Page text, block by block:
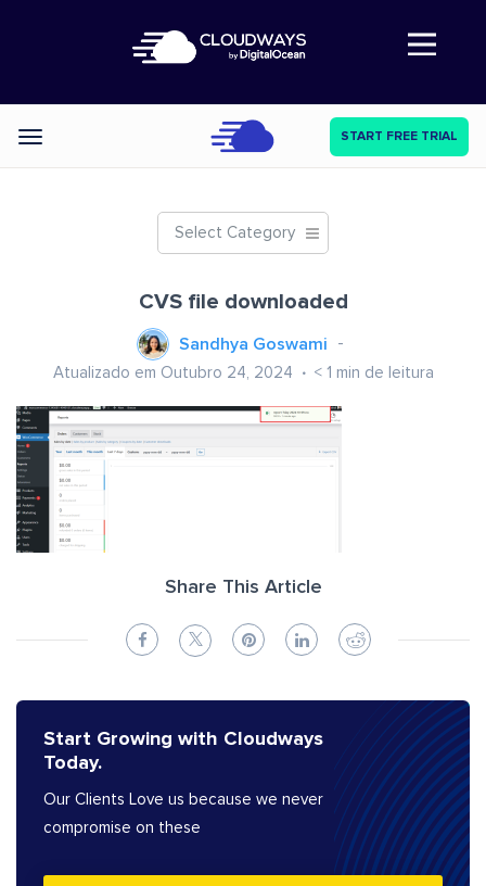
Abre a navegação
Categories START FREE TRIAL
Select Category
CVS file downloaded
Sandhya Goswami
Atualizado em Outubro 24, 2024 < 1 min de leitura
Share This Article
Start Growing with Cloudways
Today.
Our Clients Love us because we never
compromise on these